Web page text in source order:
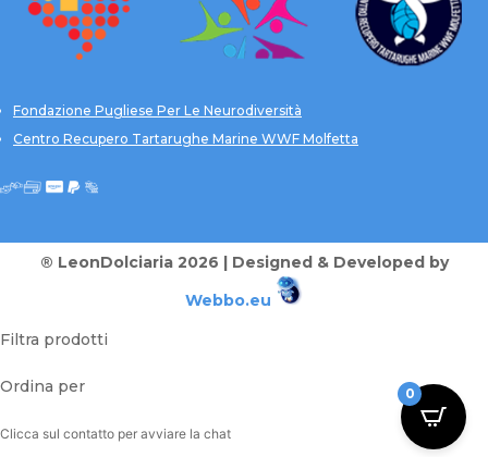
Fondazione Pugliese Per Le Neurodiversità
Centro Recupero Tartarughe Marine WWF Molfetta
® LeonDolciaria 2026 | Designed & Developed by
Webbo.eu
Filtra prodotti
Ordina per 0
Clicca sul contatto per avviare la chat